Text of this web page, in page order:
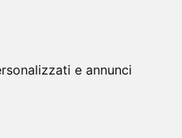
e annunci